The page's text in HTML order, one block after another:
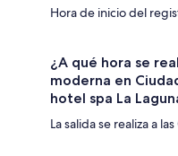
Hora de inicio del
¿A qué hora se
moderna en
hotel spa La
La salida se realiza a